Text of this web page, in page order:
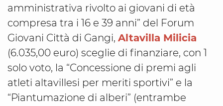
amministrativa rivolto ai giovani di età
compresa tra i 16 e 39 anni” del Forum
Giovani Città di Gangi, Altavilla Milicia
(6.035,00 euro) sceglie di finanziare, con 1
solo voto, la “Concessione di premi agli
atleti altavillesi per meriti sportivi” e la
“Piantumazione di alberi” (entrambe